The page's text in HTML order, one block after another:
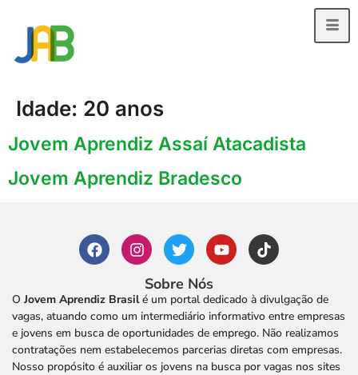
Idade: 20 anos
Jovem Aprendiz Assaí Atacadista
Jovem Aprendiz Bradesco
Sobre Nós
O Jovem Aprendiz Brasilé um portal dedicado à divulgação de
vagas, atuando como um intermediário informativo entre empresas
e jovens em busca de oportunidades de emprego. Não realizamos
contratações nem estabelecemos parcerias diretas com empresas.
Nosso propósito é auxiliar os jovens na busca por vagas nos sites